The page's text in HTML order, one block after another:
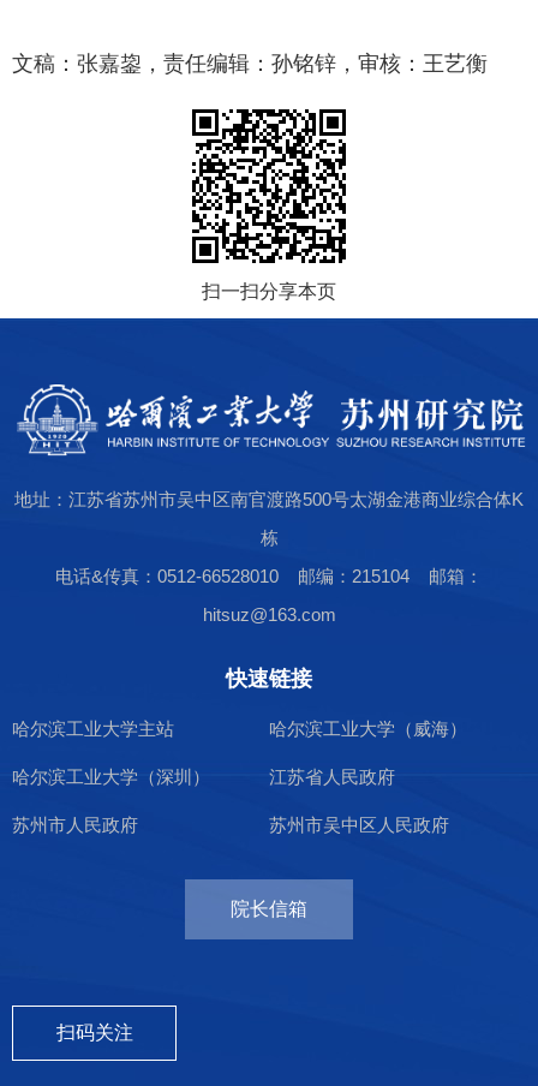
文稿：张嘉鋆，责任编辑：孙铭锌，审核：王艺衡
扫一扫分享本页
地址：江苏省苏州市吴中区南官渡路500号太湖金港商业综合体K
栋
电话&传真：0512-66528010 邮编：215104 邮箱：
hitsuz@163.com
快速链接
哈尔滨工业大学主站 哈尔滨工业大学（威海）
哈尔滨工业大学（深圳） 江苏省人民政府
苏州市人民政府 苏州市吴中区人民政府
院长信箱
扫码关注